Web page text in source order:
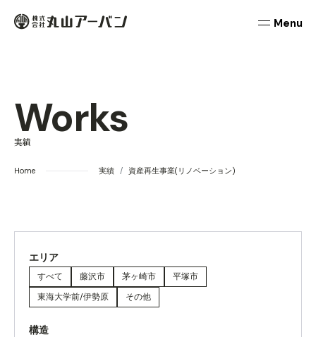
メニ
丸山アーバン
実績
Works
Home 実績 資産再生事業(リノベーション)
エリア
すべて 藤沢市 茅ヶ崎市
平塚市
東海大学前/伊勢原
その他
構造